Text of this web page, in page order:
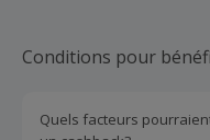
leurs marques Maxi
en outre une grande
Conditions pour
Quels facteurs